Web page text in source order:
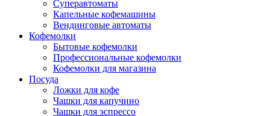
Суперавтоматы
Капельные кофемашины
Вендинговые автоматы
Кофемолки
Бытовые кофемолки
Профессиональные кофемолки
Кофемолки для магазина
Посуда
Ложки для кофе
Чашки для капучино
Чашки для эспрессо